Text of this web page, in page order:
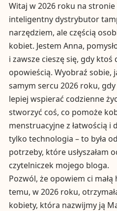
Witaj w 2026 roku na stronie
inteligentny dystrybutor
narzędziem, ale częścią
kobiet. Jestem Anna,
i zawsze cieszę się, gdy ktoś
opowieścią. Wyobraź sobie,
samym sercu 2026 roku,
lepiej wspierać codzienne
stworzyć coś, co pomoże
menstruacyjne z łatwością i
tylko technologia – to była
potrzeby, które usłyszałam
czytelniczek mojego bloga.
Pozwól, że opowiem ci
temu, w 2026 roku,
kobiety, która nazwijmy ją